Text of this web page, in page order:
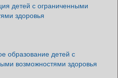
детей с ограниченными
здоровья
образование детей с
возможностями здоровья